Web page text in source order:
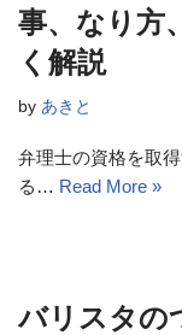
事、なり方
く解説
by あきと
弁理士の資格を取
る… Read More »
バリスタの